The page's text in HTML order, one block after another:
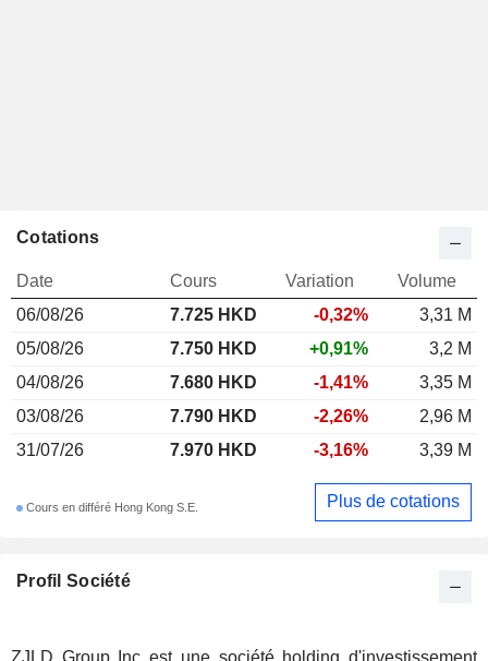
Profil Société
ZJLD Group Inc est une société holding d'investissement
Cotations
Date Cours Variation
Volume
06/08/26
7.725 HKD -0,32%
3,31 M
05/08/26
7.750 HKD +0,91%
3,2 M
04/08/26
7.680 HKD -1,41%
3,35 M
03/08/26
7.790 HKD -2,26%
2,96 M
31/07/26
7.970 HKD -3,16% 3,39 M
Cours en différé Hong Kong S.E. Plus de cotations